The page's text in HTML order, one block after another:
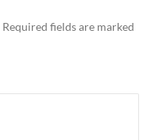
Required fields are marked